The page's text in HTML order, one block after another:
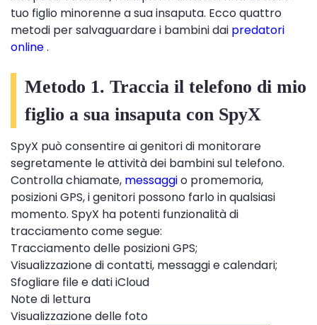
tuo figlio minorenne a sua insaputa. Ecco quattro
metodi per salvaguardare i bambini dai predatori
online.
Metodo 1. Traccia il telefono di mio
figlio a sua insaputa con SpyX
SpyX può consentire ai genitori di monitorare
segretamente le attività dei bambini sul telefono.
Controlla chiamate, messaggio promemoria,
posizioni GPS, i genitori possono farlo in qualsiasi
momento. SpyX ha potenti funzionalità di
tracciamento come segue:
Tracciamento delle posizioni GPS;
Visualizzazione di contatti, messaggi e calendari;
Sfogliare file e dati iCloud
Note di lettura
Visualizzazione delle foto